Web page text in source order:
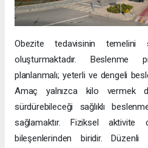
Obezite tedavisinin temelini
oluşturmaktadır. Beslenme
planlanmalı; yeterli ve dengeli
Amaç yalnızca kilo vermek
sürdürebileceği sağlıklı
sağlamaktır. Fiziksel aktivite
bileşenlerinden biridir.